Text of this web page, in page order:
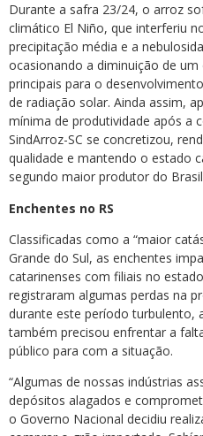
Durante a safra 23/24, o arroz
climático El Niño, que interferiu
precipitação média e a
ocasionando a diminuição de
principais para o
de radiação solar. Ainda assim,
mínima de produtividade após a
SindArroz-SC se concretizou,
qualidade e mantendo o estado
segundo maior produtor do
Enchentes no RS
Classificadas como a “maior
Grande do Sul, as enchentes
catarinenses com filiais no
registraram algumas perdas na
durante este período turbulento,
também precisou enfrentar a
público para com a situação.
“Algumas de nossas indústrias
depósitos alagados e
o Governo Nacional decidiu